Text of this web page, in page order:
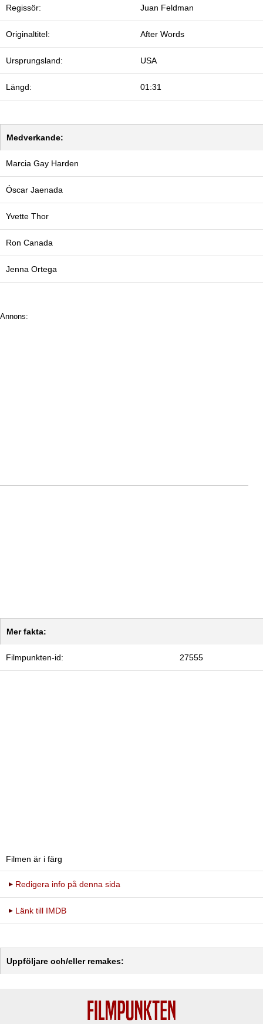
Regissör: Juan Feldman
Originaltitel: After Words
Ursprungsland: USA
Längd: 01:31
Medverkande:
Marcia Gay Harden
Óscar Jaenada
Yvette Thor
Ron Canada
Jenna Ortega
Annons:
Mer fakta:
Filmpunkten-id: 27555
Filmen är i färg
Redigera info på denna sida
Länk till IMDB
Uppföljare och/eller remakes: